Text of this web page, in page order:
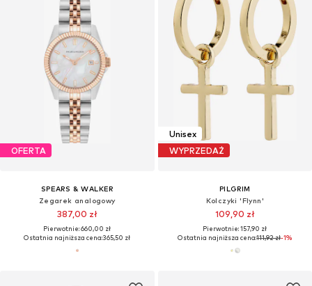
OFERTA
SPEARS & WALKER
Zegarek analogowy
387,00 zł
Pierwotnie: 660,00 zł
Ostatnia najniższa cena:365,50 zł
Unisex
WYPRZEDAŻ
PILGRIM
Kolczyki 'Flynn'
109,90 zł
Pierwotnie: 157,90 zł
Ostatnia najniższa cena:111,92 zł-1%